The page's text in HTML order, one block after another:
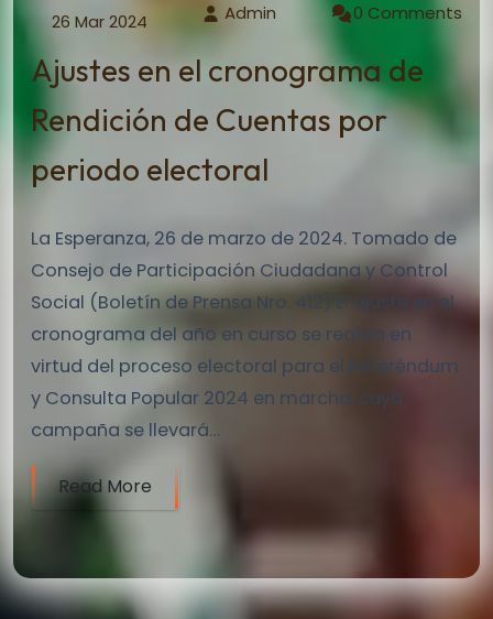
26 Mar 2024 Admin 0 Comments
Ajustes en el cronograma de
Rendición de Cuentas por
periodo electoral
La Esperanza, 26 de marzo de 2024. Tomado de
Consejo de Participación Ciudadana y Control
Social (Boletín de Prensa Nro. 412) El ajuste en el
cronograma del año en curso se realiza en
virtud del proceso electoral para el Referéndum
y Consulta Popular 2024 en marcha, cuya
campaña se llevará…
Read More